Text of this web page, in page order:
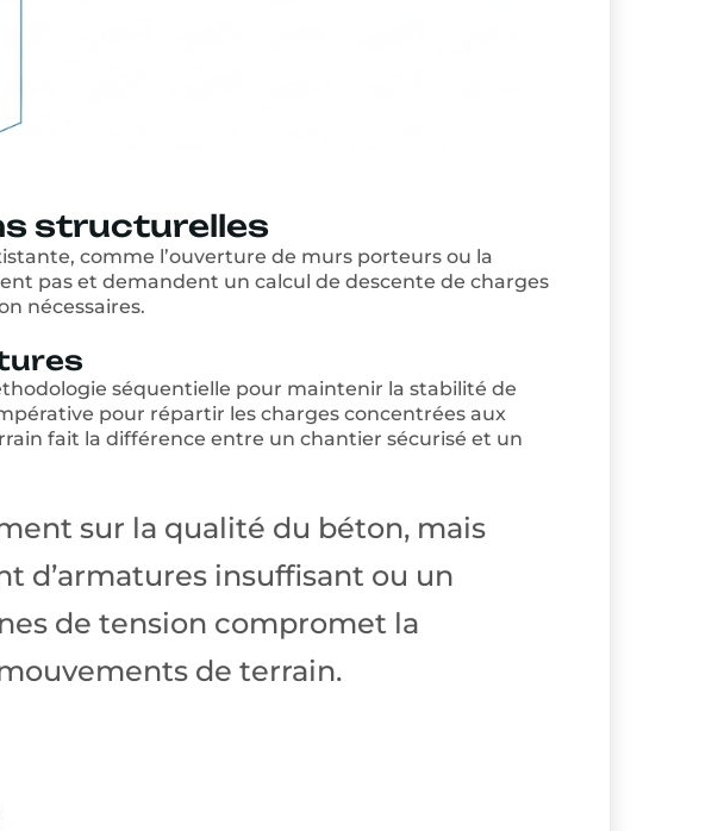
structurelles
comme l’ouverture de murs porteurs ou la
pas et demandent un calcul de descente de charges
nécessaires.
séquentielle pour maintenir la stabilité de
pour répartir les charges concentrées aux
fait la différence entre un chantier sécurisé et un
sur la qualité du béton, mais
d’armatures insuffisant ou un
de tension compromet la
de terrain.